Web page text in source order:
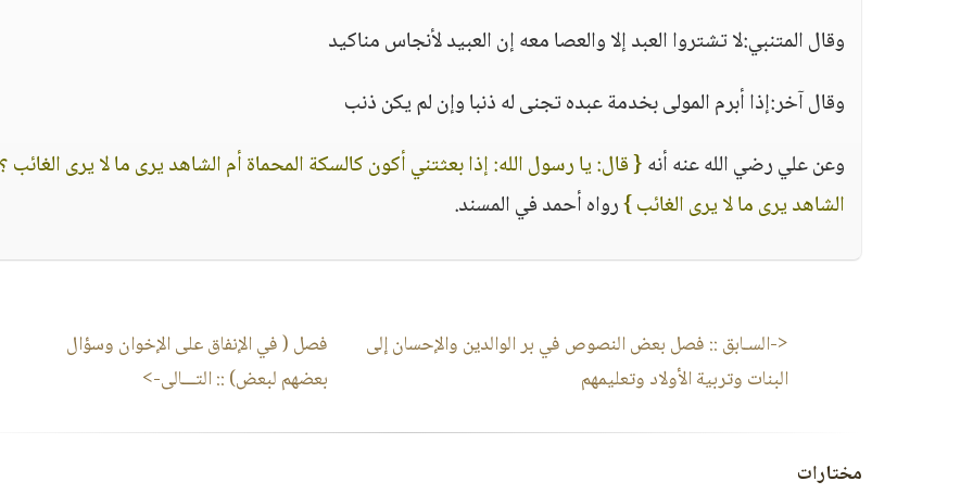
وقال المتنبي:لا تشتروا العبد إلا والعصا معه إن العبيد لأنجاس مناكيد
وقال آخر:إذا أبرم المولى بخدمة عبده تجنى له ذنبا وإن لم يكن ذنب
وعن علي رضي الله عنه أنه{ قال: يا رسول الله: إذا بعثتني أكون كالسكة المحماة أم الشاهد يرى ما لا يرى الغائب
الشاهد يرى ما لا يرى الغائب }رواه أحمد في المسند.
<-السـابق :: فصل بعض النصوص في بر الوالدين والإحسان إلى
البنات وتربية الأولاد وتعليمهم
فصل ( في الإنفاق على الإخوان وسؤال
بعضهم لبعض) :: التـــالى->
مختارات